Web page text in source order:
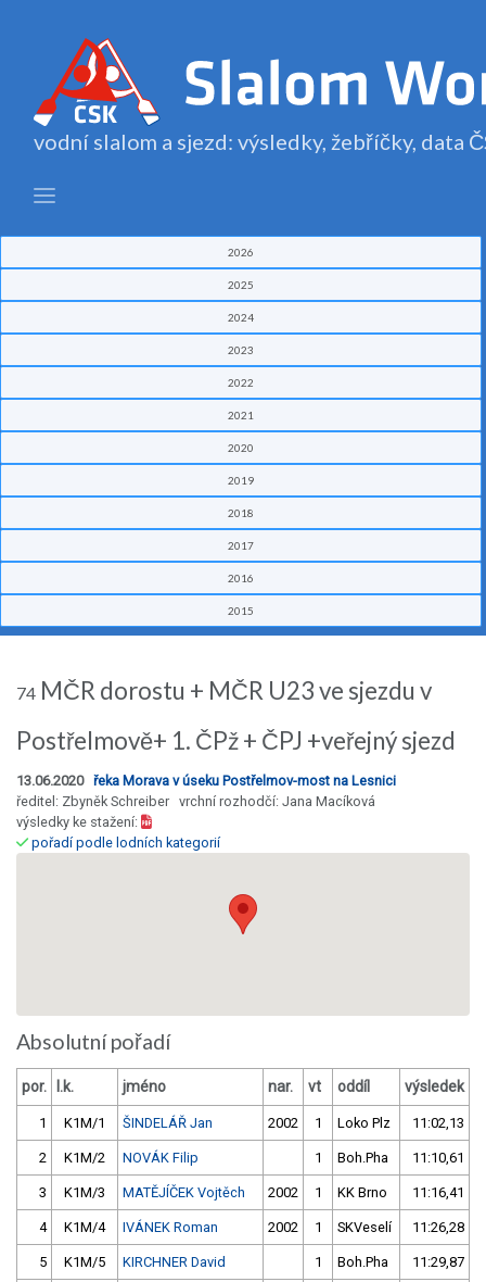
vodní slalom a sjezd: výsledky, žebříčky, data
2026
2025
2024
2023
2022
2021
2020
2019
2018
2017
2016
2015
74 MČR dorostu + MČR U23 ve sjezdu v
Postřelmově+ 1. ČPž + ČPJ +veřejný sjezd
13.06.2020 řeka Morava v úseku Postřelmov-most na Lesnici
ředitel: Zbyněk Schreiber vrchní rozhodčí: Jana Macíková
výsledky ke stažení:
pořadí podle lodních kategorií
Absolutní pořadí
por. l.k. jméno nar. vt oddíl výsledek
1 K1M/1 ŠINDELÁŘ Jan 2002 1 Loko Plz 11:02,13
2 K1M/2 NOVÁK Filip 1 Boh.Pha 11:10,61
3 K1M/3 MATĚJÍČEK Vojtěch 2002 1 KK Brno 11:16,41
4 K1M/4 IVÁNEK Roman 2002 1 SKVeselí 11:26,28
5 K1M/5 KIRCHNER David 1 Boh.Pha 11:29,87